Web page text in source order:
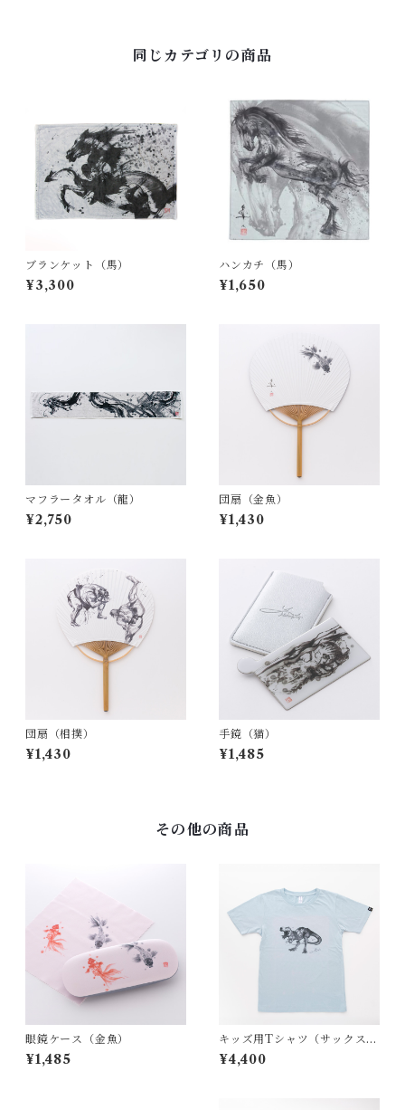
同じカテゴリの商品
ブランケット（馬）
¥3,300
ハンカチ（馬）
¥1,650
マフラータオル（龍）
¥2,750
団扇（金魚）
¥1,430
団扇（相撲）
¥1,430
手鏡（猫）
¥1,485
その他の商品
眼鏡ケース（金魚）
¥1,485
キッズ用Tシャツ（サックス）
T.Rex
¥4,400